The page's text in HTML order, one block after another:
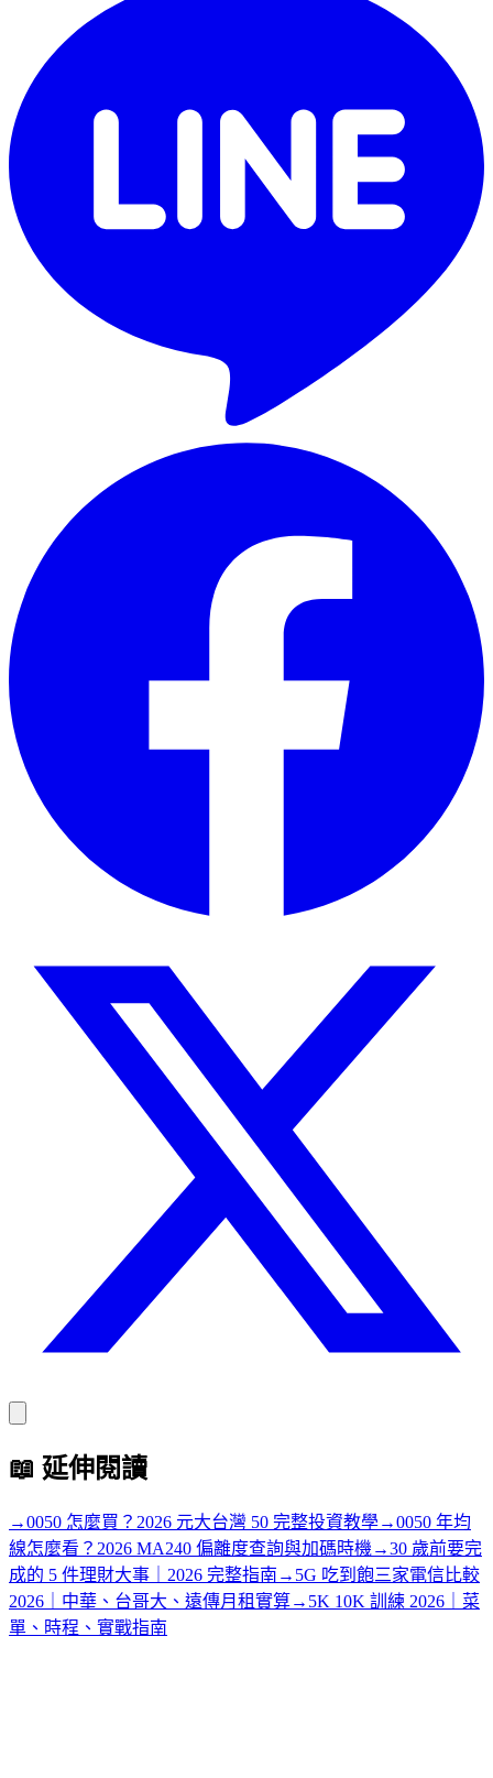
📖 延伸閱讀
→0050 怎麼買？2026 元大台灣 50 完整投資教學→0050 年均
線怎麼看？2026 MA240 偏離度查詢與加碼時機 →30 歲前要完
成的 5 件理財大事｜2026 完整指南 → 5G 吃到飽三家電信比較
2026｜中華、台哥大、遠傳月租實算→ 5K 10K 訓練 2026｜菜
單、時程、實戰指南